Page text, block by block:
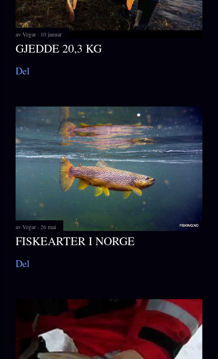
avVegar 10 januar
GJEDDE 20,3 KG
Del
avVegar 26 mai
FISKEARTER I NORGE
Del